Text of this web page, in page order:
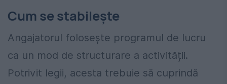
Cum se stabilește
Angajatorul folosește programul de lucru
ca un mod de structurare a activității.
Potrivit legii, acesta trebuie să cuprindă